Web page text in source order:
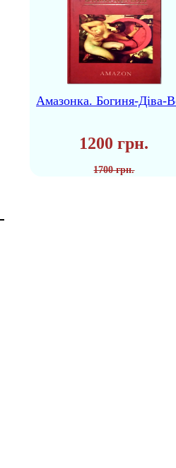
Амазонка. Богиня-Діва-
1200 грн.
1700 грн.